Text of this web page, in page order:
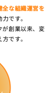
な組織運営を
です。
が創業以来、変
です。